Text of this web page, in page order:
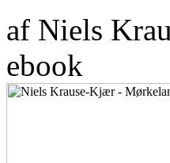
af Niels
ebook